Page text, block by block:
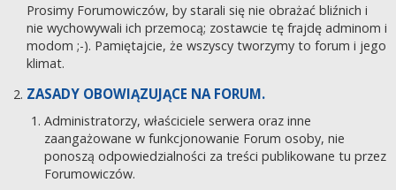
Prosimy Forumowiczów, by starali się nie obrażać bliźnich i
nie wychowywali ich przemocą; zostawcie tę frajdę adminom i
modom ;-). Pamiętajcie, że wszyscy tworzymy to forum i jego
klimat.
ZASADY OBOWIĄZUJĄCE NA FORUM.
Administratorzy, właściciele serwera oraz inne
zaangażowane w funkcjonowanie Forum osoby, nie
ponoszą odpowiedzialności za treści publikowane tu przez
Forumowiczów.